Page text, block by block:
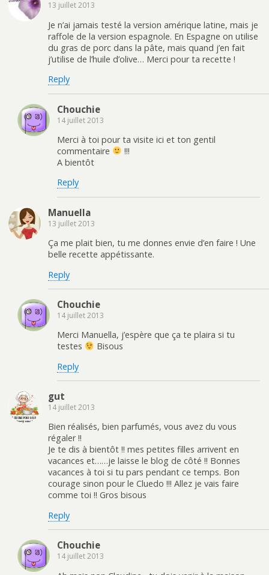
13 juillet 2013
Je n’ai jamais testé la version amérique latine, mais je
raffole de la version espagnole. En Espagne on utilise
du gras de porc dans la pâte, mais quand j’en fait
j’utilise de l’huile d’olive… Merci pour ta recette !
Reply
Chouchie
14 juillet 2013
Merci à toi pour ta visite ici et ton gentil
commentaire
!!!
A bientôt
Reply
Manuella
13 juillet 2013
Ça me plait bien, tu me donnes envie d’en faire ! Une
belle recette appétissante.
Reply
Chouchie
14 juillet 2013
Merci Manuella, j’espère que ça te plaira si tu
testes
Bisous
Reply
gut
14 juillet 2013
Bien réalisés, bien parfumés, vous avez du vous
régaler !!
Je te dis à bientôt !! mes petites filles arrivent en
vacances et……je laisse le blog de côté !! Bonnes
vacances à toi si tu pars pendant ce temps. Bon
courage sinon pour le Cluedo !!! Allez je vais faire
comme toi !! Gros bisous
Reply
Chouchie
14 juillet 2013